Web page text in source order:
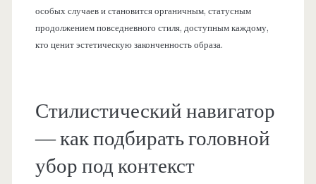
особых случаев и становится органичным, статусным
продолжением повседневного стиля, доступным каждому,
кто ценит эстетическую законченность образа.
Стилистический навигатор
— как подбирать головной
убор под контекст